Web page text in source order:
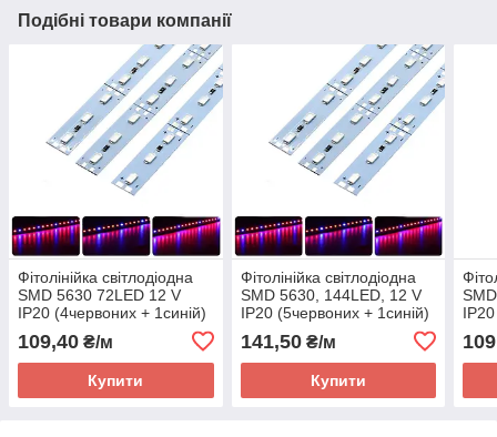
Подібні товари компанії
Фітолінійка світлодіодна
SMD 5630 72LED 12 V
IP20 (4червоних + 1синій)
109,40 ₴/м
Купити
Фітолінійка світлодіодна
SMD 5630, 144LED, 12 V
IP20 (5червоних + 1синій)
141,50₴/м
Купити